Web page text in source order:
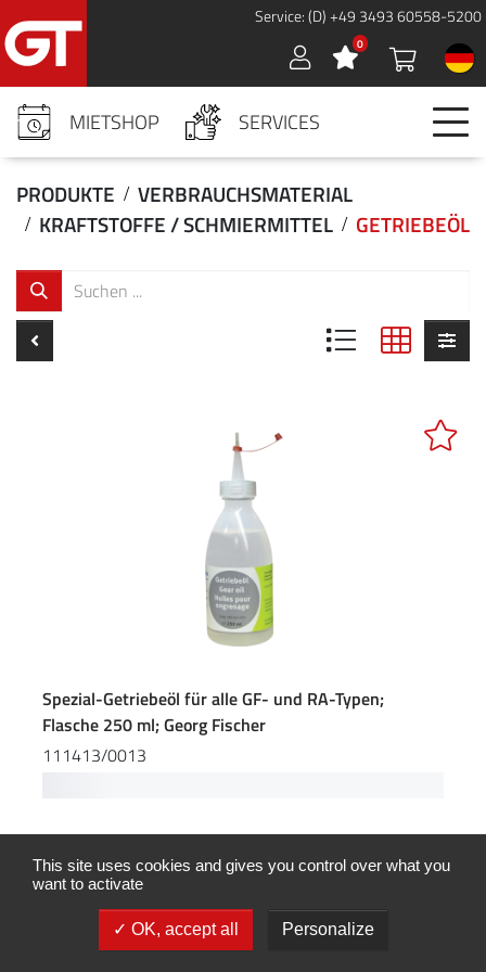
Service: (D) +49 3493 60558-5200
Sign in 0
MIETSHOP SERVICES
PRODUKTE
VERBRAUCHSMATERIAL
KRAFTSTOFFE / SCHMIERMITTEL
GETRIEBEÖL
Spezial-Getriebeöl für alle GF- und RA-Typen;
Flasche 250 ml; Georg Fischer
111413/0013
This site uses cookies and gives you control over what you
want to activate
OK, accept all Personalize